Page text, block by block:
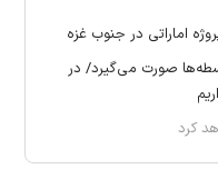
اماراتی در جنوب غزه
صورت می‌گیرد/ در
کرد